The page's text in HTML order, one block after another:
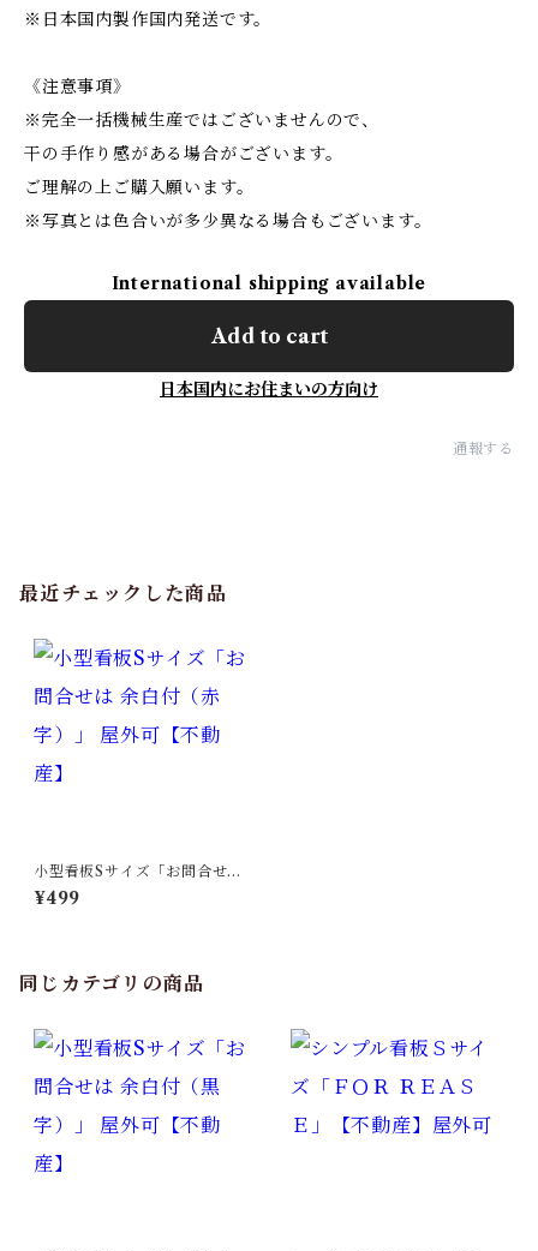
※日本国内製作国内発送です。
《注意事項》
※完全一括機械生産ではございませんので、
干の手作り感がある場合がございます。
ご理解の上ご購入願います。
※写真とは色合いが多少異なる場合もございます。
International shipping available
Add to cart
日本国内にお住まいの方向け
通報する
最近チェックした商品
小型看板Sサイズ「お問合せは
余白付（赤字）」 屋外可【不
動産】
¥499
同じカテゴリの商品